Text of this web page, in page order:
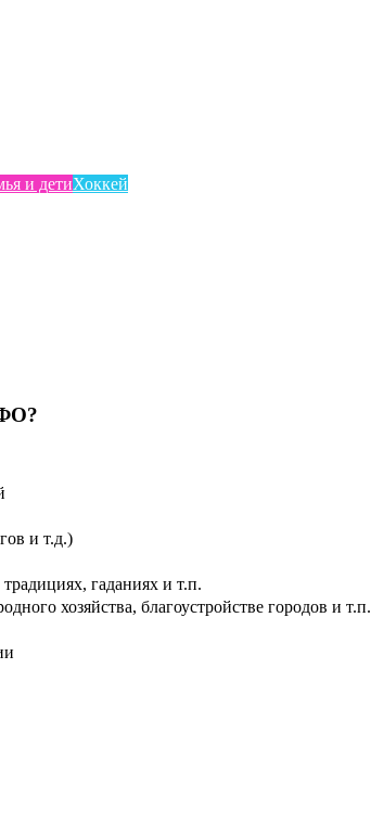
и детиХоккей
и т.д.)
гаданиях и т.п.
хозяйства, благоустройстве городов и т.п.